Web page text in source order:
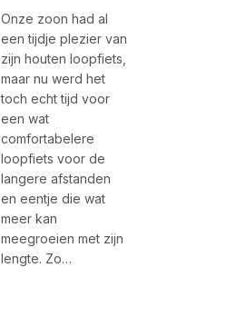
Onze zoon had al
een tijdje plezier van
zijn houten loopfiets,
maar nu werd het
toch echt tijd voor
een wat
comfortabelere
loopfiets voor de
langere afstanden
en eentje die wat
meer kan
meegroeien met zijn
lengte. Zo…